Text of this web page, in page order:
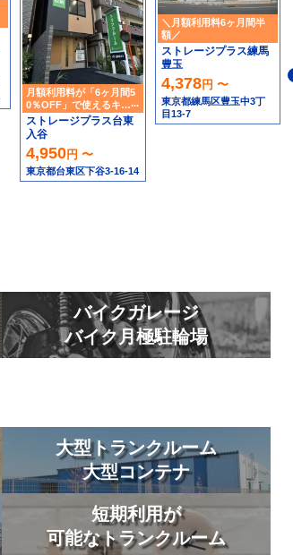
月額利用料が「6ヶ月間5
0％OFF」で使えるキャ
ンペーン
ストレージプラス台東
入谷
4,950円 〜
東京都台東区下谷3-16-14
＼月額利用料6ヶ月間半
額／
ストレージプラス練馬
豊玉
4,378円 〜
東京都練馬区豊玉中3丁
目13-7
バイクガレージ
バイク月極駐輪場
大型トランクルーム
大型コンテナ
短期利用が
可能なトランクルーム